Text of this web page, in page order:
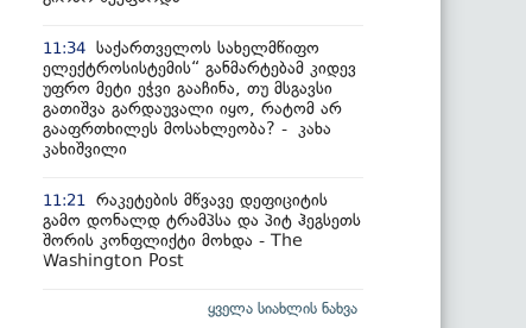
11:34 საქართველოს სახელმწიფო
ელექტროსისტემის“ განმარტებამ კიდევ
უფრო მეტი ეჭვი გააჩინა, თუ მსგავსი
გათიშვა გარდაუვალი იყო, რატომ არ
გააფრთხილეს მოსახლეობა? - კახა
კახიშვილი
11:21
რაკეტების მწვავე დეფიციტის
გამო დონალდ ტრამპსა და პიტ ჰეგსეთს
შორის კონფლიქტი მოხდა - The
Washington Post
ყველა სიახლის ნახვა